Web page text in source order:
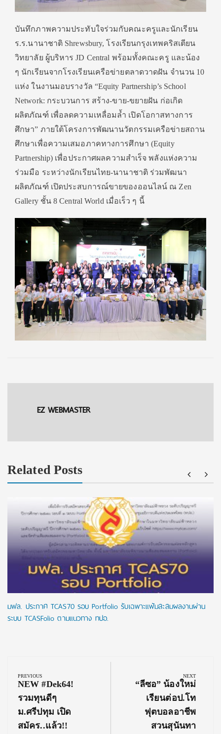
บันทึกภาพความประทับใจร่วมกับคณะครูและนักเรียน
ร.ร.นานาชาติ Shrewsbury, โรงเรียนกรุงเทพคริสเตียน
วิทยาลัย ผู้บริหาร JD Central พร้อมทั้งคณะครู และน้อง
ๆ นักเรียนจากโรงเรียนเครือข่ายตลาดวาดฝัน จำนวน 10
แห่ง ในงานมอบรางวัล “Equity Partnership’s School
Network: กระบวนการ สร้าง-ขาย-ขยายฝัน ก่อเกิด
ผลิตภัณฑ์ เพื่อลดความเหลื่อมล้ำ เปิดโอกาสทางการ
ศึกษา” ภายใต้โครงการพัฒนานวัตกรรมเครือข่ายสถาน
ศึกษาเพื่อความเสมอภาคทางการศึกษา (Equity
Partnership) เพื่อประกาศผลความสำเร็จ พลังแห่งความ
ร่วมมือ ระหว่างนักเรียนไทย-นานาชาติ ร่วมพัฒนา
ผลิตภัณฑ์ เปิดประสบการณ์ขายของออนไลน์ ณ Zen
Gallery ชั้น 8 Central World เมื่อเร็ว ๆ นี้
EZ WEBMASTER
Related Posts
มฟล. ประกาศ TCAS70 รอบ Portfolio รับเฉพาะแฟ้มสะสมผลงานผ่าน
ระบบ TCASFolio ตามแนวทาง ทปอ.
navigation
PREVIOUS
Previous
Post:
NEW #Dek64!
รวมทุนดีๆ
ม.ศรีปทุม เปิด
สมัคร..แล้ว!!
NEXT
Next
Post:
“ลีซอ” น้องใหม่
เรียนต่อป.โท
ฟุตบอลอาชีพ
สวนสุนันทา